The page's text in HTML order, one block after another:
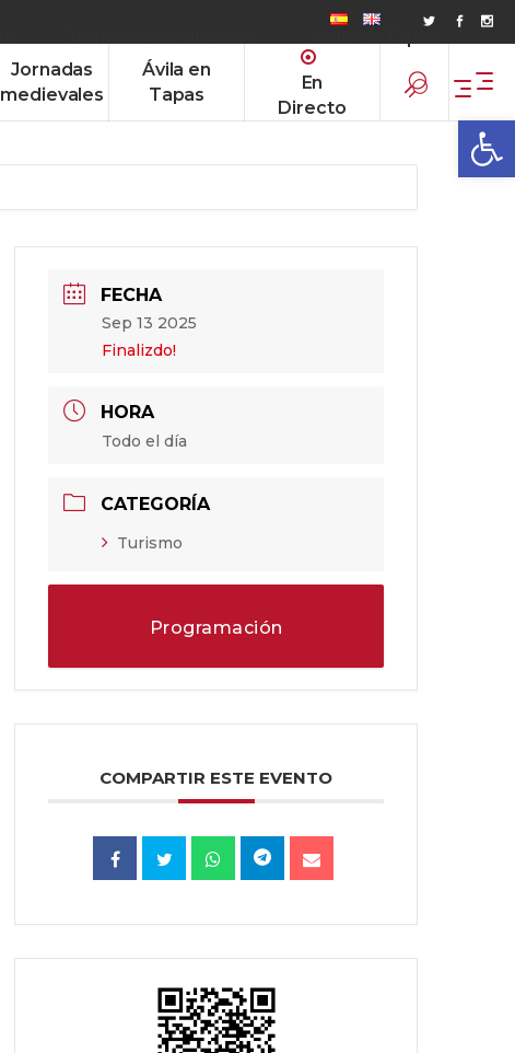
Jornadas
medievales
Ávila en
Tapas
En
Directo
FECHA
Sep 13 2025
Finalizdo!
HORA
Todo el día
CATEGORÍA
Turismo
Programación
COMPARTIR ESTE EVENTO